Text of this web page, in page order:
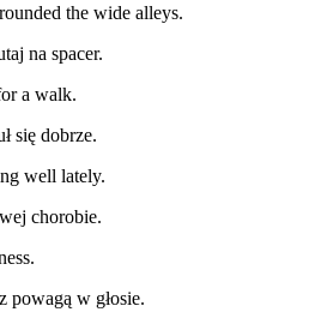
the wide alleys.
na spacer.
a walk.
się dobrze.
well lately.
chorobie.
powagą w głosie.